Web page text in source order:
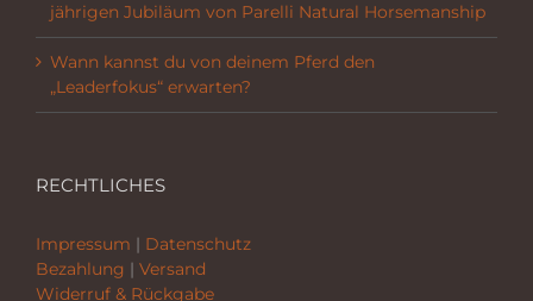
jährigen Jubiläum von Parelli Natural Horsemanship
Wann kannst du von deinem Pferd den
„Leaderfokus“ erwarten?
RECHTLICHES
Impressum | Datenschutz
Bezahlung | Versand
Widerruf & Rückgabe